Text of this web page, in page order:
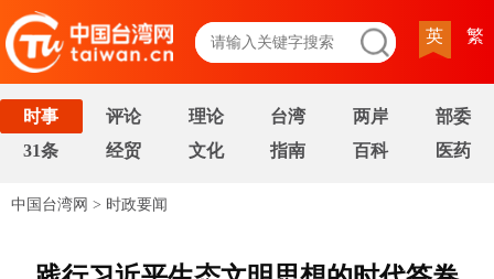
英 繁
时事 评论 理论 台湾 两岸
部委
31条
经贸 文化 指南 百科 医药
中国台湾网 > 时政要闻